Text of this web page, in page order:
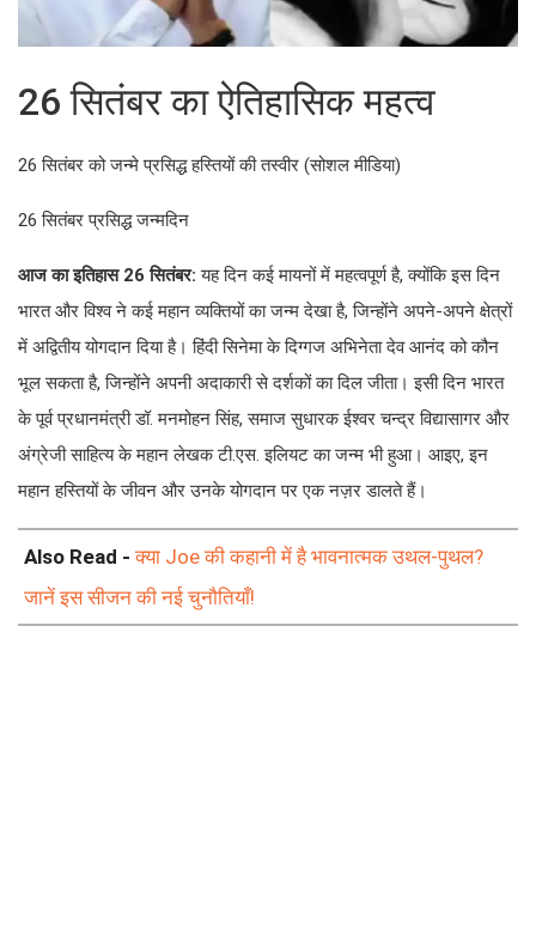
26 सितंबर का ऐतिहासिक महत्व
26 सितंबर को जन्मे प्रसिद्ध हस्तियों की तस्वीर (सोशल मीडिया)
26 सितंबर प्रसिद्ध जन्मदिन
आज का इतिहास 26 सितंबर: यह दिन कई मायनों में महत्वपूर्ण है, क्योंकि इस दिन
भारत और विश्व ने कई महान व्यक्तियों का जन्म देखा है, जिन्होंने अपने-अपने क्षेत्रों
में अद्वितीय योगदान दिया है। हिंदी सिनेमा के दिग्गज अभिनेता देव आनंद को कौन
भूल सकता है, जिन्होंने अपनी अदाकारी से दर्शकों का दिल जीता। इसी दिन भारत
के पूर्व प्रधानमंत्री डॉ. मनमोहन सिंह, समाज सुधारक ईश्वर चन्द्र विद्यासागर और
अंग्रेजी साहित्य के महान लेखक टी.एस. इलियट का जन्म भी हुआ। आइए, इन
महान हस्तियों के जीवन और उनके योगदान पर एक नज़र डालते हैं।
Also Read -क्या Joe की कहानी में है भावनात्मक उथल-पुथल?
जानें इस सीजन की नई चुनौतियाँ!